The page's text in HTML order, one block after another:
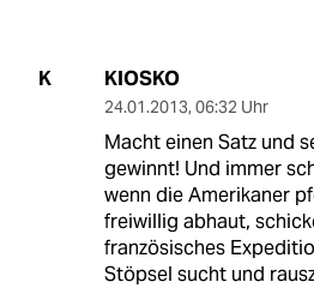
K KIOSKO
24.01.2013, 06:32 Uhr
Macht einen Satz und
gewinnt! Und immer
wenn die Amerikaner
freiwillig abhaut,
französisches
Stöpsel sucht und